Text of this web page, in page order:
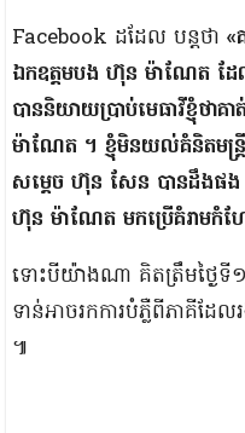
Facebook ដដែល បន្តថា «
ឯកឧត្តមបង ហ៊ុន ម៉ាណែត ដ
បាននិយាយប្រាប់មេធាវីខ្ញុំថា
ម៉ាណែត ។ ខ្ញុំមិនយល់គំនិតម
សម្តេច ហ៊ុន សែន បានដឹងផង
ហ៊ុន ម៉ាណែត មកប្រើគំរាមកំហ
ទោះបីយ៉ាងណា គិតត្រឹមថ្ងៃទី
ទាន់អាចរកការបំភ្លឺពីភាគីដែ
៕